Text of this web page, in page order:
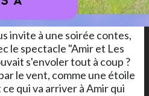
invite à une soirée contes,
le spectacle "Amir et Les
s'envoler tout à coup ?
le vent, comme une étoile
qui va arriver à Amir qui